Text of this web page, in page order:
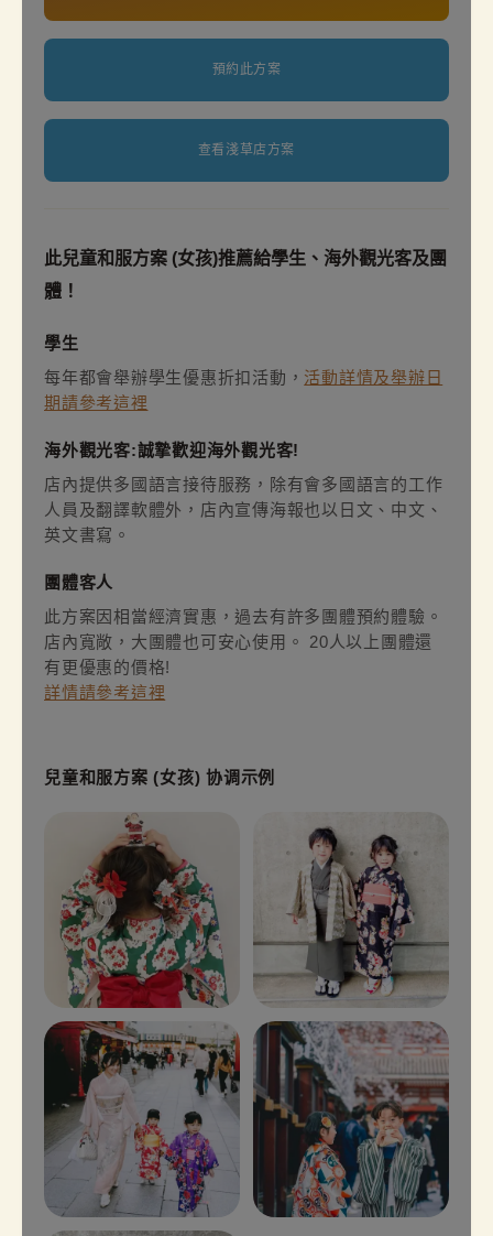
預約此方案
查看淺草店方案
此兒童和服方案 (女孩)推薦給學生、海外觀光客及團
體！
學生
每年都會舉辦學生優惠折扣活動， 活動詳情及舉辦日
期請參考這裡
海外觀光客:誠摯歡迎海外觀光客!
店內提供多國語言接待服務，除有會多國語言的工作
人員及翻譯軟體外，店內宣傳海報也以日文、中文、
英文書寫。
團體客人
此方案因相當經濟實惠，過去有許多團體預約體驗。
店內寬敞，大團體也可安心使用。 20人以上團體還
有更優惠的價格!
詳情請參考這裡
兒童和服方案 (女孩) 协调示例